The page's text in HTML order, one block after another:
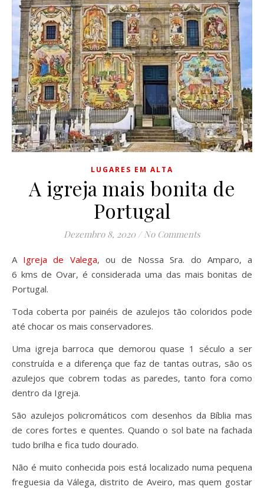
LUGARES EM ALTA
A igreja mais bonita de
Portugal
Dezembro 8, 2020 / No Comments
A Igreja de Valega, ou de Nossa Sra. do Amparo, a
6 kms de Ovar, é considerada uma das mais bonitas de
Portugal.
Toda coberta por painéis de azulejos tão coloridos pode
até chocar os mais conservadores.
Uma igreja barroca que demorou quase 1 século a ser
construída e a diferença que faz de tantas outras, são os
azulejos que cobrem todas as paredes, tanto fora como
dentro da Igreja.
São azulejos policromáticos com desenhos da Bíblia mas
de cores fortes e quentes. Quando o sol bate na fachada
tudo brilha e fica tudo dourado.
Não é muito conhecida pois está localizado numa pequena
freguesia da Válega, distrito de Aveiro, mas quem gostar